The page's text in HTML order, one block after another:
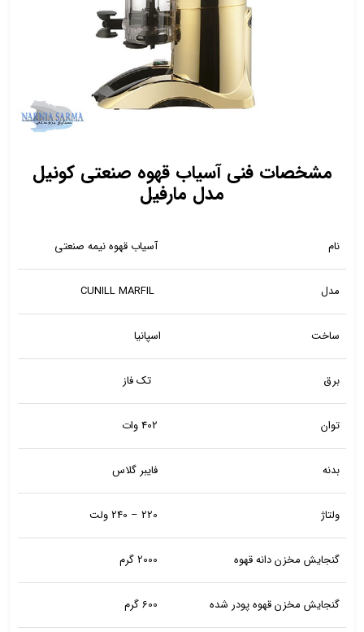
مشخصات فنی آسیاب قهوه صنعتی کونیل
مدل مارفیل
نام آسیاب قهوه نیمه صنعتی
مدل
ساخت اسپانیا
برق تک فاز
توان
بدنه فایبر گلاس
ولتاژ
گنجایش مخزن دانه قهوه
گنجایش مخزن قهوه پودر شده